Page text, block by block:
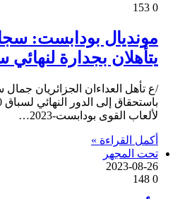
0
مونديال بودابست:
يتأهلان بجدارة لنهائي سباق
/ع تأهل العداءان الجزائريان
لألعاب القوى بودابست-2023…
أكمل القراءة »
تحت المجهر
2023-08-26
0